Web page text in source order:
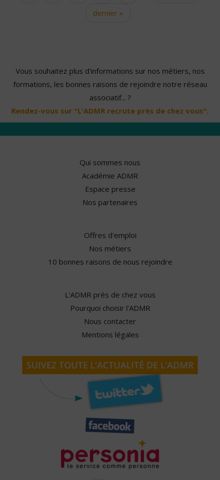
dernier »
Vous souhaitez plus d'informations sur nos métiers, nos
formations, les bonnes raisons de rejoindre notre réseau
associatif... ?
Rendez-vous sur "L'ADMR recrute près de chez vous".
Qui sommes nous
Académie ADMR
Espace presse
Nos partenaires
Offres d'emploi
Nos métiers
10 bonnes raisons de nous rejoindre
L'ADMR près de chez vous
Pourquoi choisir l'ADMR
Nous contacter
Mentions légales